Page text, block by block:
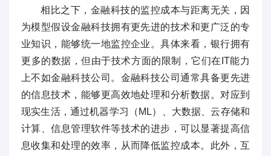
相比之下，金融科技的监控成本与距离无关，因
为模型假设金融科技拥有更先进的技术和更广泛的专
业知识，能够统一地监控企业。具体来看，银行拥有
更多的数据，但由于技术方面的限制，它们在IT能力
上不如金融科技公司。金融科技公司通常具备更先进
的信息技术，能够更高效地处理和分析数据。对应到
现实生活，通过机器学习（ML）、大数据、云存储和
计算、信息管理软件等技术的进步，可以显著提高信
息收集和处理的效率，从而降低监控成本。此外，互